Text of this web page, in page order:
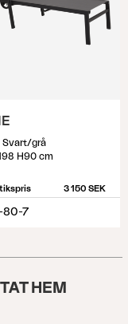
Svart/grå
H90 cm
3 150 SEK
7
HEM